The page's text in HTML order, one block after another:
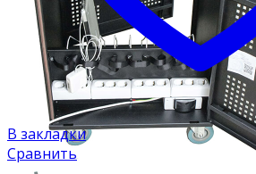
В закладки
Сравнить